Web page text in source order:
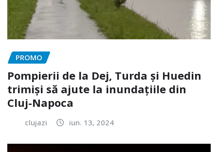
PROMO
Pompierii de la Dej, Turda și Huedin
trimiși să ajute la inundațiile din
Cluj-Napoca
clujazi iun. 13, 2024